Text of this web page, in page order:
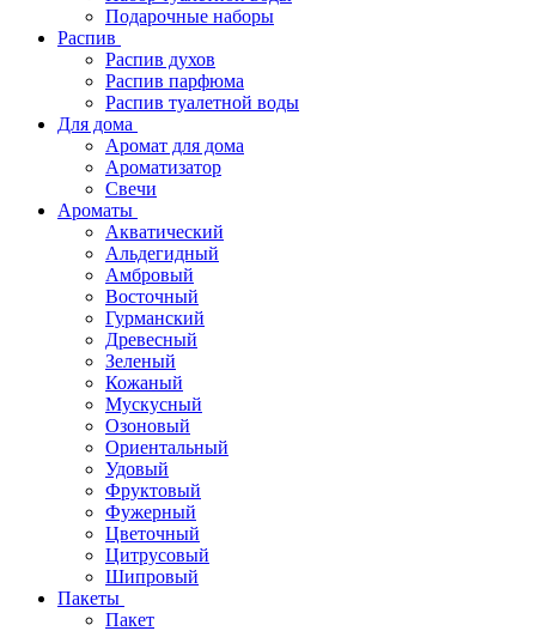
Подарочные наборы
Распив
Распив духов
Распив парфюма
Распив туалетной воды
Для дома
Аромат для дома
Ароматизатор
Свечи
Ароматы
Акватический
Альдегидный
Амбровый
Восточный
Гурманский
Древесный
Зеленый
Кожаный
Мускусный
Озоновый
Ориентальный
Удовый
Фруктовый
Фужерный
Цветочный
Цитрусовый
Шипровый
Пакеты
Пакет